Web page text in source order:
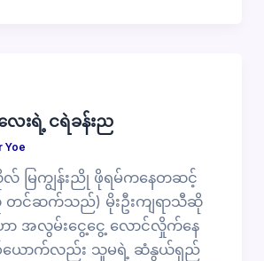
းရဲ့ ငရဲခန်းည
Yoe
မြကျွန်းညို ဖိုရမ်ကနေတဆင့်
တင်ဆက်သည်) မိုးဦးကျရာသီဆို
ာ အလွမ်းငွေ့ငွေ့ လောင်လှိုက်နေ
ောက်လည်း သူမရဲ့ ဆံနွယ်ရှည်